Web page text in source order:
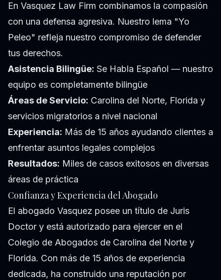
En Vasquez Law Firm combinamos la compasión
con una defensa agresiva. Nuestro lema "Yo
Peleo" refleja nuestro compromiso de defender
tus derechos.
Asistencia Bilingüe: Se Habla Español — nuestro
equipo es completamente bilingüe
Áreas de Servicio: Carolina del Norte, Florida y
servicios migratorios a nivel nacional
Experiencia: Más de 15 años ayudando clientes a
enfrentar asuntos legales complejos
Resultados: Miles de casos exitosos en diversas
áreas de práctica
Confianza y Experiencia del Abogado
El abogado Vasquez posee un título de Juris
Doctor y está autorizado para ejercer en el
Colegio de Abogados de Carolina del Norte y
Florida. Con más de 15 años de experiencia
dedicada, ha construido una reputación por